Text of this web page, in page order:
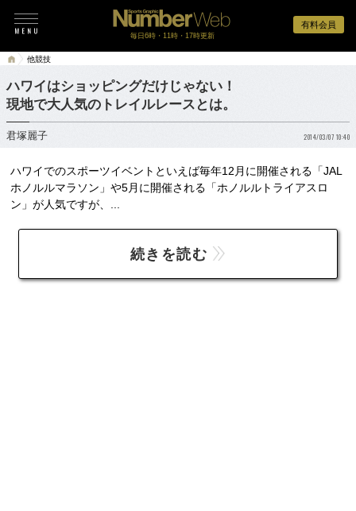
有料会員
毎日6時・11時・17時更新
他競技
ハワイはショッピングだけじゃない！
現地で大人気のトレイルレースとは。
君塚麗子 2014/03/07 10:40
ハワイでのスポーツイベントといえば毎年12月に開催される「JAL
ホノルルマラソン」や5月に開催される「ホノルルトライアスロ
ン」が人気ですが、...
続きを読む